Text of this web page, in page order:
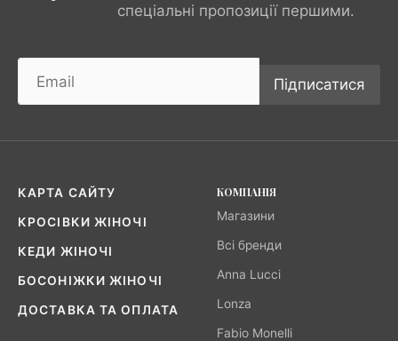
спеціальні пропозиції першими.
Підписатися
КАРТА САЙТУ
КРОСІВКИ ЖІНОЧІ
КЕДИ ЖІНОЧІ
БОСОНІЖКИ ЖІНОЧІ
ДОСТАВКА ТА ОПЛАТА
КОМПАНІЯ
Магазини
Всі бренди
Anna Lucci
Lonza
Fabio Monelli